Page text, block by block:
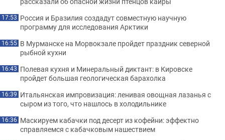
17:53 Россия и Бразилия создадут совместную научную
программу для исследования Арктики
16:55 В Мурманске на Морвокзале пройдет праздник северной
рыбной кухни
16:43 Полевая кухня и Минеральный диктант: в Кировске
пройдет большая геологическая барахолка
16:39 Итальянская импровизация: ленивая овощная лазанья с
сыром из того, что нашлось в холодильнике
16:36 Маскируем кабачки под десерт из кофейни: эффектно
справляемся с кабачковым нашествием